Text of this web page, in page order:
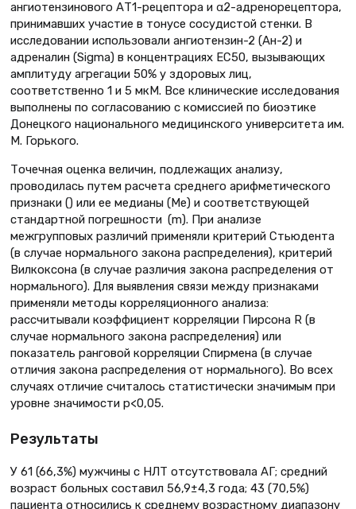
ангиотензинового АТ1-рецептора и α2-адренорецептора,
принимавших участие в тонусе сосудистой стенки. В
исследовании использовали ангиотензин-2 (Ан-2) и
адреналин (Sigma) в концентрациях ЕС50, вызывающих
амплитуду агрегации 50% у здоровых лиц,
соответственно 1 и 5 мкМ. Все клинические исследования
выполнены по согласованию с комиссией по биоэтике
Донецкого национального медицинского университета им.
М. Горького.
Точечная оценка величин, подлежащих анализу,
проводилась путем расчета среднего арифметического
признаки () или ее медианы (Me) и соответствующей
стандартной погрешности (m). При анализе
межгрупповых различий применяли критерий Стьюдента
(в случае нормального закона распределения), критерий
Вилкоксона (в случае различия закона распределения от
нормального). Для выявления связи между признаками
применяли методы корреляционного анализа:
рассчитывали коэффициент корреляции Пирсона R (в
случае нормального закона распределения) или
показатель ранговой корреляции Спирмена (в случае
отличия закона распределения от нормального). Во всех
случаях отличие считалось статистически значимым при
уровне значимости р<0,05.
Результаты
У 61 (66,3%) мужчины с НЛТ отсутствовала АГ; средний
возраст больных составил 56,9±4,3 года; 43 (70,5%)
пациента относились к среднему возрастному диапазону